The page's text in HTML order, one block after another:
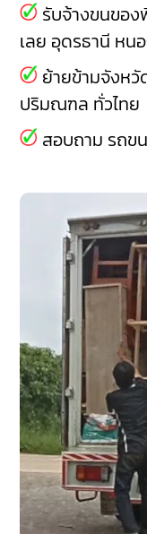
รับจ้างขนขอ
เลย อุดรธานี หน
ย้ายข้ามจังหวั
ปริมณฑล ทั่วไทย
สอบถาม รถข